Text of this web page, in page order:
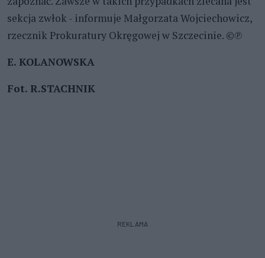
sekcja zwłok - informuje Małgorzata Wojciechowicz,
rzecznik Prokuratury Okręgowej w Szczecinie. ©℗
E. KOLANOWSKA
Fot. R.STACHNIK
REKLAMA